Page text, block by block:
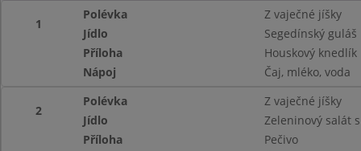
1
Polévka
Z vaječné jíšky
Jídlo
Segedínský guláš
Příloha
Houskový knedlík
Nápoj
Čaj, mléko, voda
2
Polévka
Z vaječné jíšky
Jídlo
Zeleninový salát
Příloha
Pečivo